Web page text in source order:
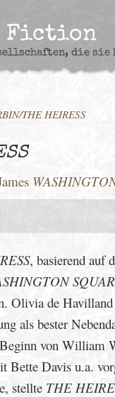
Fiction
die
THE HEIRESS
, basierend auf
Olivia de
als bester
von William
Bette Davis u.a.
stellte THE